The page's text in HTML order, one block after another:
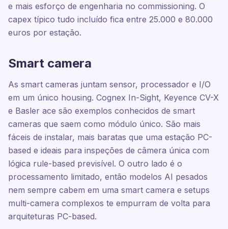
e mais esforço de engenharia no commissioning. O
capex típico tudo incluído fica entre 25.000 e 80.000
euros por estação.
Smart camera
As smart cameras juntam sensor, processador e I/O
em um único housing. Cognex In-Sight, Keyence CV-X
e Basler ace são exemplos conhecidos de smart
cameras que saem como módulo único. São mais
fáceis de instalar, mais baratas que uma estação PC-
based e ideais para inspeções de câmera única com
lógica rule-based previsível. O outro lado é o
processamento limitado, então modelos AI pesados
nem sempre cabem em uma smart camera e setups
multi-camera complexos te empurram de volta para
arquiteturas PC-based.